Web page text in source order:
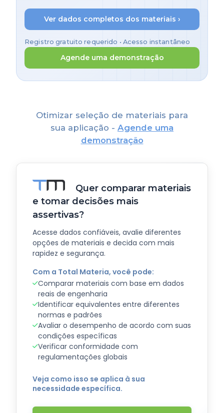
Ver dados completos dos materiais ›
Registro gratuito requerido • Acesso instantâneo
Agende uma demonstração
Otimizar seleção de materiais para
sua aplicação - Agende uma
demonstração
Quer comparar materiais
e tomar decisões mais
assertivas?
Acesse dados confiáveis, avalie diferentes
opções de materiais e decida com mais
rapidez e segurança.
Com a Total Materia, você pode:
Comparar materiais com base em dados
reais de engenharia
Identificar equivalentes entre diferentes
normas e padrões
Avaliar o desempenho de acordo com suas
condições específicas
Verificar conformidade com
regulamentações globais
Veja como isso se aplica à sua
necessidade específica.